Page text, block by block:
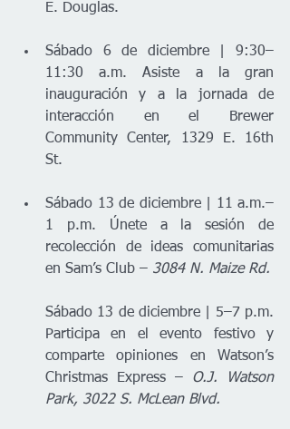
E. Douglas.
Sábado 6 de diciembre | 9:30–
11:30 a.m. Asiste a la gran
inauguración y a la jornada de
interacción en el Brewer
Community Center, 1329 E. 16th
St.
Sábado 13 de diciembre | 11 a.m.–
1 p.m. Únete a la sesión de
recolección de ideas comunitarias
en Sam’s Club – 3084 N. Maize Rd.
Sábado 13 de diciembre | 5–7 p.m.
Participa en el evento festivo y
comparte opiniones en Watson’s
Christmas Express – O.J. Watson
Park, 3022 S. McLean Blvd.